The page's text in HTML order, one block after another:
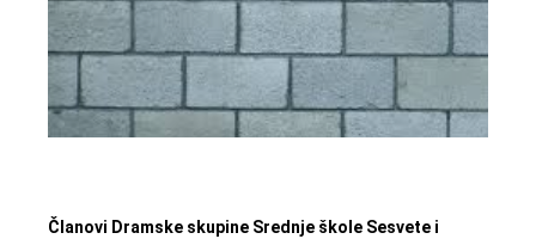
Članovi Dramske skupine Srednje škole Sesvete i